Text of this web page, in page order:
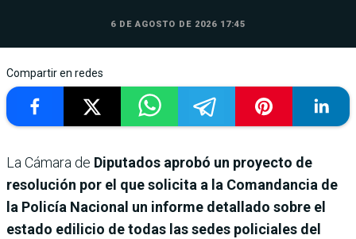
6 DE AGOSTO DE 2026 17:45
Compartir en redes
La Cámara de Diputados aprobó un proyecto de
resolución por el que solicita a la Comandancia de
la Policía Nacional un informe detallado sobre el
estado edilicio de todas las sedes policiales del